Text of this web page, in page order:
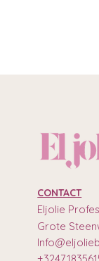
CONTACT
Eljolie
Grote